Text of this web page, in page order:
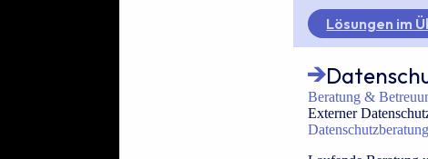
Lösungen im
Beratung &
Externer
Datenschutzberatung